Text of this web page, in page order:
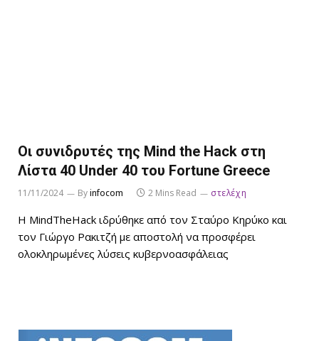
Οι συνιδρυτές της Mind the Hack στη
Λίστα 40 Under 40 του Fortune Greece
11/11/2024 Byinfocom 2 Mins Read στελέχη
Η MindTheHack ιδρύθηκε από τον Σταύρο Κηρύκο και
τον Γιώργο Ρακιτζή με αποστολή να προσφέρει
ολοκληρωμένες λύσεις κυβερνοασφάλειας